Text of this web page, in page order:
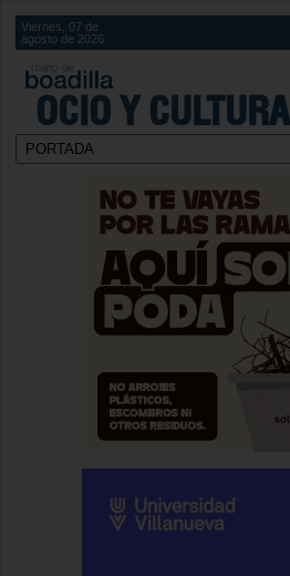
OCIO Y CULTURA
Viernes, 07 de
agosto de 2026